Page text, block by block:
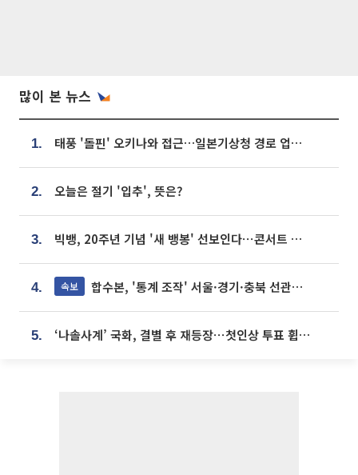
많이 본 뉴스
1. 태풍 '돌핀' 오키나와 접근…일본기상청 경로 업데이트
2. 오늘은 절기 '입추', 뜻은?
3. 빅뱅, 20주년 기념 '새 뱅봉' 선보인다⋯콘서트 앞두고 팝업 개최
4. 속보 합수본, '통계 조작' 서울·경기·충북 선관위 등 추가 압수수색
5. ‘나솔사계’ 국화, 결별 후 재등장⋯첫인상 투표 휩쓸고 ‘인기녀’ 등극